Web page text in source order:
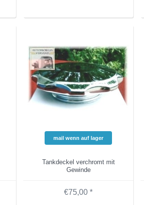
mail wenn auf lager
Tankdeckel verchromt mit
Gewinde
€75,00 *